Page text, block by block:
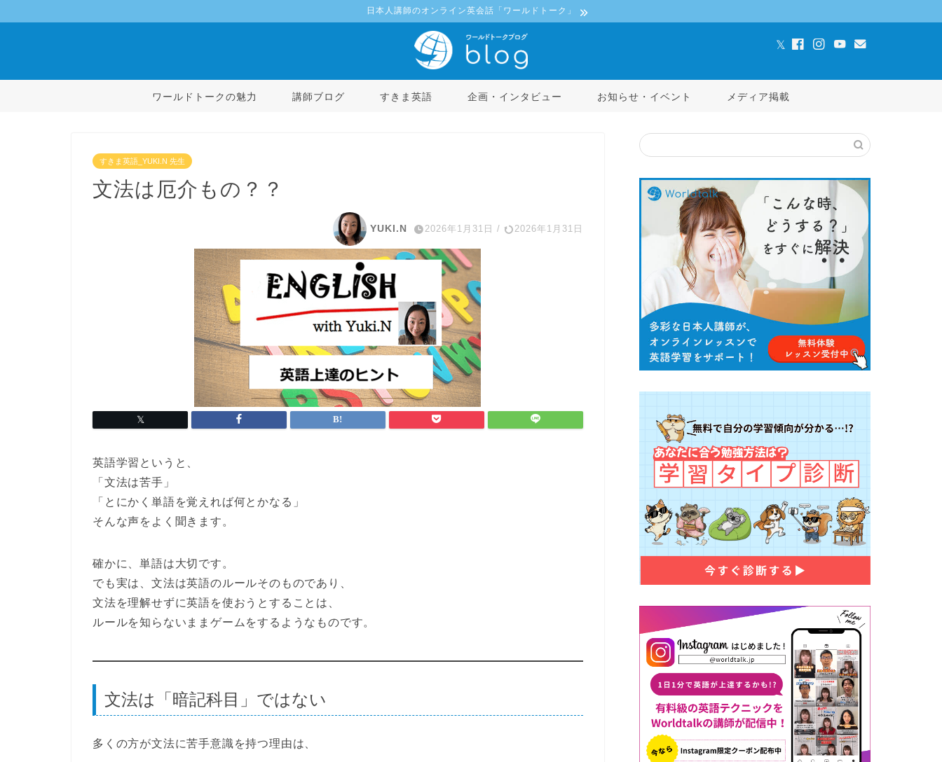
日本人講師のオンライン英会話「ワールドトーク」
ワールドトークの魅力 講師ブログ すきま英語 企画・インタビュー お知らせ・イベント メディア掲載
すきま英語_YUKI.N 先生
文法は厄介もの？？
YUKI.N 2026年1月31日 / 2026年1月31日
英語学習というと、
「文法は苦手」
「とにかく単語を覚えれば何とかなる」
そんな声をよく聞きます。
確かに、単語は大切です。
でも実は、 文法は英語のルールそのものであり、
文法を理解せずに英語を使おうとすることは、
ルールを知らないままゲームをするようなものです。
文法は「暗記科目」ではない
多くの方が文法に苦手意識を持つ理由は、